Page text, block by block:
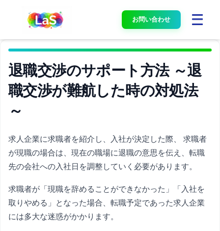
お問い合わせ
退職交渉のサポート方法 ～退
職交渉が難航した時の対処法
～
求人企業に求職者を紹介し、入社が決定した際、 求職者
が現職の場合は、現在の職場に退職の意思を伝え、転職
先の会社への入社日を調整していく必要があります。
求職者が「現職を辞めることができなかった」「入社を
取りやめる」となった場合、転職予定であった求人企業
には多大な迷惑がかかります。